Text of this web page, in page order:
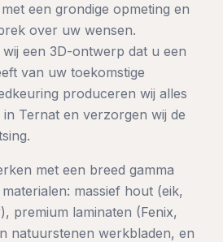
een grondige opmeting en
over uw wensen.
een 3D-ontwerp dat u een
van uw toekomstige
produceren wij alles
Ternat en verzorgen wij de
met een breed gamma
massief hout (eik,
premium laminaten (Fenix,
natuurstenen werkbladen, en